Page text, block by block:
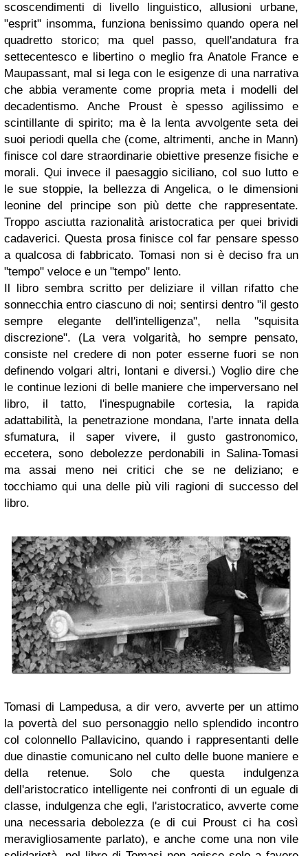
scoscendimenti di livello linguistico, allusioni urbane,
"esprit" insomma, funziona benissimo quando opera nel
quadretto storico; ma quel passo, quell'andatura fra
settecentesco e libertino o meglio fra Anatole France e
Maupassant, mal si lega con le esigenze di una narrativa
che abbia veramente come propria meta i modelli del
decadentismo. Anche Proust è spesso agilissimo e
scintillante di spirito; ma è la lenta avvolgente seta dei
suoi periodi quella che (come, altrimenti, anche in Mann)
finisce col dare straordinarie obiettive presenze fisiche e
morali. Qui invece il paesaggio siciliano, col suo lutto e
le sue stoppie, la bellezza di Angelica, o le dimensioni
leonine del principe son più dette che rappresentate.
Troppo asciutta razionalità aristocratica per quei brividi
cadaverici. Questa prosa finisce col far pensare spesso
a qualcosa di fabbricato. Tomasi non si è deciso fra un
"tempo" veloce e un "tempo" lento.
Il libro sembra scritto per deliziare il villan rifatto che
sonnecchia entro ciascuno di noi; sentirsi dentro "il gesto
sempre elegante dell'intelligenza", nella "squisita
discrezione". (La vera volgarità, ho sempre pensato,
consiste nel credere di non poter esserne fuori se non
definendo volgari altri, lontani e diversi.) Voglio dire che
le continue lezioni di belle maniere che imperversano nel
libro, il tatto, l'inespugnabile cortesia, la rapida
adattabilità, la penetrazione mondana, l'arte innata della
sfumatura, il saper vivere, il gusto gastronomico,
eccetera, sono debolezze perdonabili in Salina-Tomasi
ma assai meno nei critici che se ne deliziano; e
tocchiamo qui una delle più vili ragioni di successo del
libro.
Tomasi di Lampedusa, a dir vero, avverte per un attimo
la povertà del suo personaggio nello splendido incontro
col colonnello Pallavicino, quando i rappresentanti delle
due dinastie comunicano nel culto delle buone maniere e
della retenue. Solo che questa indulgenza
dell'aristocratico intelligente nei confronti di un eguale di
classe, indulgenza che egli, l'aristocratico, avverte come
una necessaria debolezza (e di cui Proust ci ha così
meravigliosamente parlato), e anche come una non vile